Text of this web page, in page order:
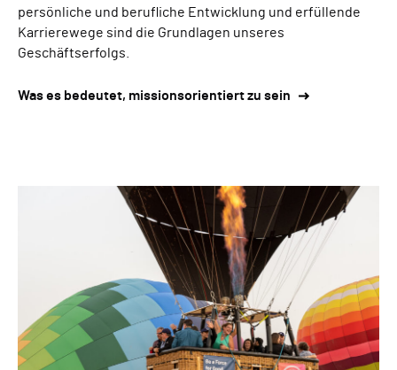
persönliche und berufliche Entwicklung und erfüllende
Karrierewege sind die Grundlagen unseres
Geschäftserfolgs.
Was es bedeutet, missionsorientiert zu sein